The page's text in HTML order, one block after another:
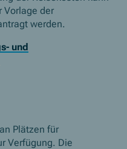
Vorlage der
werden.
und
Plätzen für
Verfügung. Die